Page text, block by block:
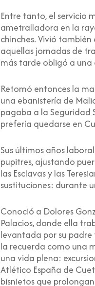
Entre tanto, el servicio
ametralladora en la
chinches. Vivió
aquellas jornadas de
más tarde obligó a
Retomó entonces la
una ebanistería de
pagaba a la Seguridad
prefería quedarse en
Sus últimos años
pupitres, ajustando
las Esclavas y las
sustituciones: durante
Conoció a Dolores
Palacios, donde ella
levantada por su
la recuerda como una
una vida plena:
Atlético España de
bisnietos que